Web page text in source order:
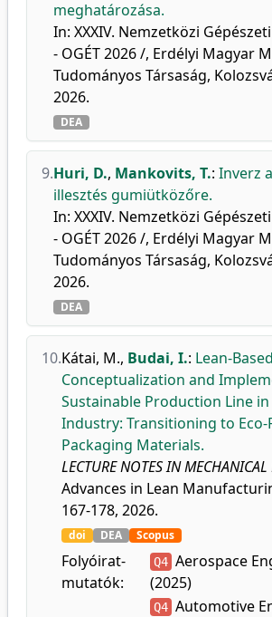
meghatározása.
In: XXXIV. Nemzetközi
- OGÉT 2026 /, Erdélyi Magyar
Tudományos Társaság,
2026.
DEA
9.Huri, D., Mankovits, T.: Inverz
illesztés gumiütközőre.
In: XXXIV. Nemzetközi
- OGÉT 2026 /, Erdélyi Magyar
Tudományos Társaság,
2026.
DEA
10.Kátai, M., Budai, I.: Lean-Based
Conceptualization and
Sustainable Production Line
Industry: Transitioning to Eco-
Packaging Materials.
LECTURE NOTES IN
Advances in Lean
167-178, 2026.
doi DEA Scopus
Folyóirat-
mutatók:
Q4 Aerospace
(2025)
Q4 Automotive